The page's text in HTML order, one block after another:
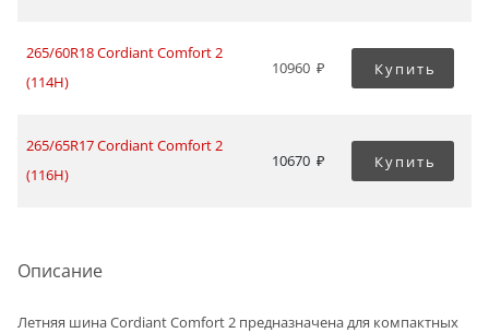
265/60R18 Cordiant Comfort 2
(114H)
10960 Купить
265/65R17 Cordiant Comfort 2
(116H)
10670 Купить
Описание
Летняя шина Cordiant Comfort 2 предназначена для компактных